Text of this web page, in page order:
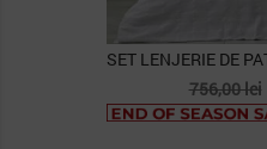
Pret
de
756,00 lei